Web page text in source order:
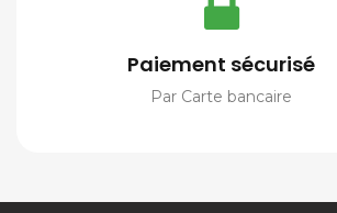
Paiement sécurisé
Par Carte bancaire